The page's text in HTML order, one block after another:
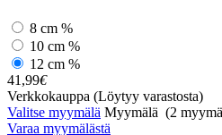
8 cm %
10 cm %
12 cm %
41,99€
Verkkokauppa (Löytyy varastosta)
Valitse myymälä Myymälä (2
Varaa myymälästä